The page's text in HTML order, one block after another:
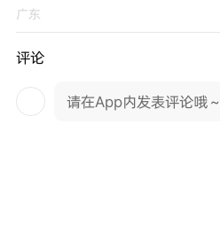
广东
评论
请在App内发表评论哦～